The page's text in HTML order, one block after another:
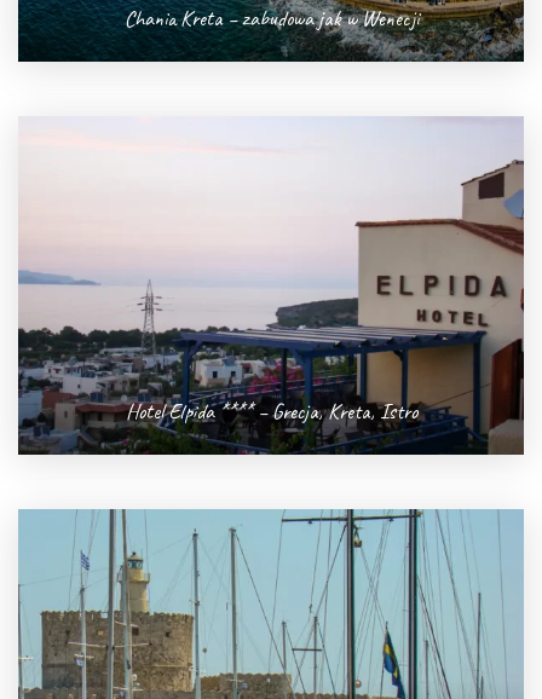
Chania Kreta – zabudowa jak w Wenecji
Hotel Elpida **** – Grecja, Kreta, Istro